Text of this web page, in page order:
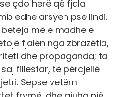
çdo herë që fjala
edhe arsyen pse lindi.
më e madhe e
fjalën nga zbrazëtia,
dhe propaganda; ta
fillestar, të përcjellë
Sepse vetëm